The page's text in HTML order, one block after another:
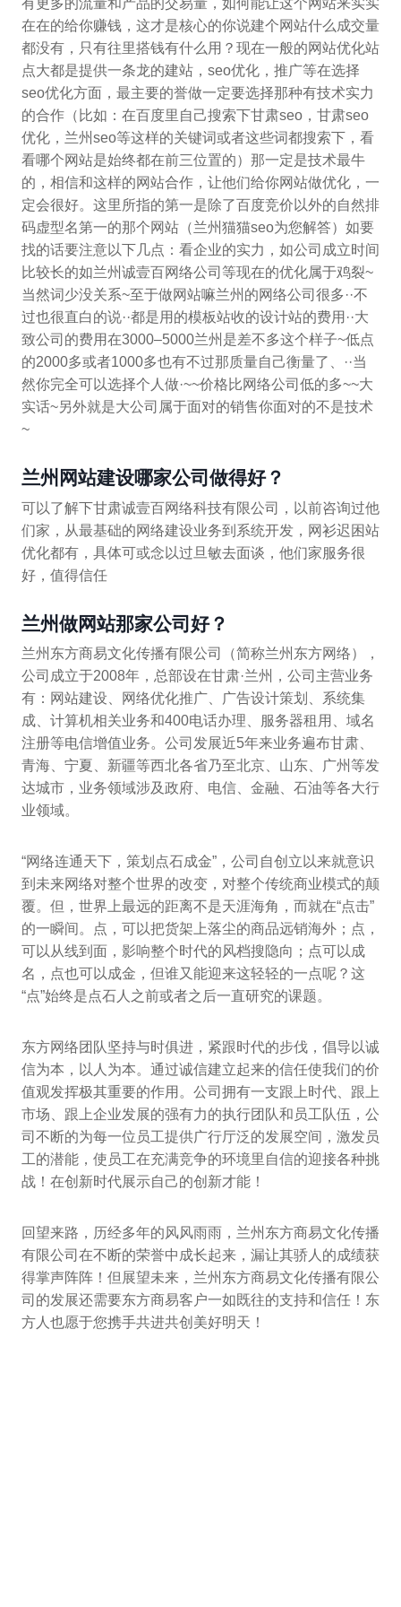
有更多的流量和产品的交易量，如何能让这个网站来实实
在在的给你赚钱，这才是核心的你说建个网站什么成交量
都没有，只有往里搭钱有什么用？现在一般的网站优化站
点大都是提供一条龙的建站，seo优化，推广等在选择
seo优化方面，最主要的誉做一定要选择那种有技术实力
的合作（比如：在百度里自己搜索下甘肃seo，甘肃seo
优化，兰州seo等这样的关键词或者这些词都搜索下，看
看哪个网站是始终都在前三位置的）那一定是技术最牛
的，相信和这样的网站合作，让他们给你网站做优化，一
定会很好。这里所指的第一是除了百度竞价以外的自然排
码虚型名第一的那个网站（兰州猫猫seo为您解答）如要
找的话要注意以下几点：看企业的实力，如公司成立时间
比较长的如兰州诚壹百网络公司等现在的优化属于鸡裂~
当然词少没关系~至于做网站嘛兰州的网络公司很多··不
过也很直白的说··都是用的模板站收的设计站的费用··大
致公司的费用在3000–5000兰州是差不多这个样子~低点
的2000多或者1000多也有不过那质量自己衡量了、··当
然你完全可以选择个人做·~~价格比网络公司低的多~~大
实话~另外就是大公司属于面对的销售你面对的不是技术
~
兰州网站建设哪家公司做得好？
可以了解下甘肃诚壹百网络科技有限公司，以前咨询过他
们家，从最基础的网络建设业务到系统开发，网衫迟困站
优化都有，具体可或念以过旦敏去面谈，他们家服务很
好，值得信任
兰州做网站那家公司好？
兰州东方商易文化传播有限公司（简称兰州东方网络），
公司成立于2008年，总部设在甘肃·兰州，公司主营业务
有：网站建设、网络优化推广、广告设计策划、系统集
成、计算机相关业务和400电话办理、服务器租用、域名
注册等电信增值业务。公司发展近5年来业务遍布甘肃、
青海、宁夏、新疆等西北各省乃至北京、山东、广州等发
达城市，业务领域涉及政府、电信、金融、石油等各大行
业领域。
“网络连通天下，策划点石成金”，公司自创立以来就意识
到未来网络对整个世界的改变，对整个传统商业模式的颠
覆。但，世界上最远的距离不是天涯海角，而就在“点击”
的一瞬间。点，可以把货架上落尘的商品远销海外；点，
可以从线到面，影响整个时代的风档搜隐向；点可以成
名，点也可以成金，但谁又能迎来这轻轻的一点呢？这
“点”始终是点石人之前或者之后一直研究的课题。
东方网络团队坚持与时俱进，紧跟时代的步伐，倡导以诚
信为本，以人为本。通过诚信建立起来的信任使我们的价
值观发挥极其重要的作用。公司拥有一支跟上时代、跟上
市场、跟上企业发展的强有力的执行团队和员工队伍，公
司不断的为每一位员工提供广行厅泛的发展空间，激发员
工的潜能，使员工在充满竞争的环境里自信的迎接各种挑
战！在创新时代展示自己的创新才能！
回望来路，历经多年的风风雨雨，兰州东方商易文化传播
有限公司在不断的荣誉中成长起来，漏让其骄人的成绩获
得掌声阵阵！但展望未来，兰州东方商易文化传播有限公
司的发展还需要东方商易客户一如既往的支持和信任！东
方人也愿于您携手共进共创美好明天！